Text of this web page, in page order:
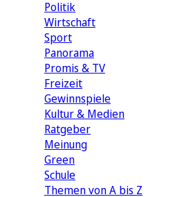
Politik
Wirtschaft
Sport
Panorama
Promis & TV
Freizeit
Gewinnspiele
Kultur & Medien
Ratgeber
Meinung
Green
Schule
Themen von A bis Z